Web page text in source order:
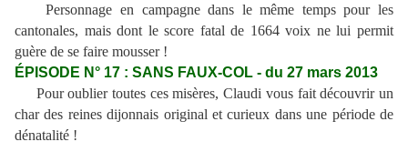
Personnage en campagne dans le même temps pour les
cantonales, mais dont le score fatal de 1664 voix ne lui permit
guère de se faire mousser !
ÉPISODE N° 17 : SANS FAUX-COL - du 27 mars 2013
Pour oublier toutes ces misères, Claudi vous fait découvrir un
char des reines dijonnais original et curieux dans une période de
dénatalité !